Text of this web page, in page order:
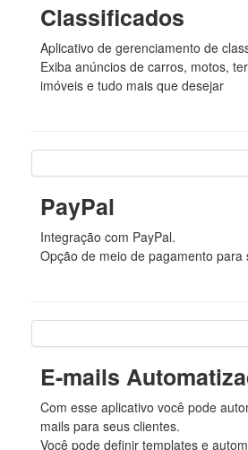
Classificados
Aplicativo de gerenciamento de
Exiba anúncios de carros, motos,
imóveis e tudo mais que desejar
PayPal
Integração com PayPal.
Opção de meio de pagamento para
E-mails
Com esse aplicativo você pode
mails para seus clientes.
Você pode definir templates e